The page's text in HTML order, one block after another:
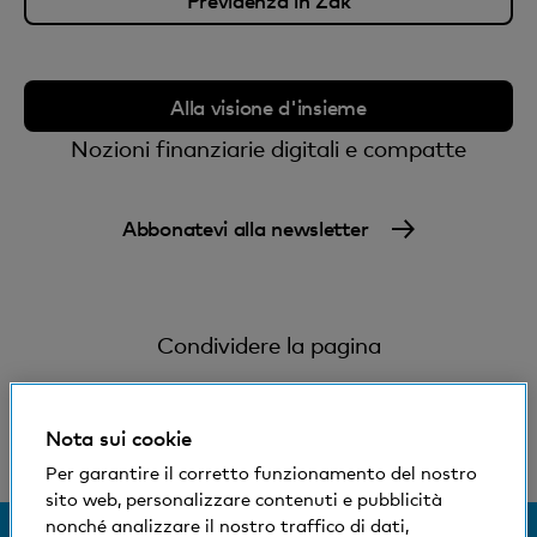
prodotti, quindi un accesso al Digital Banking,
password. Il tuo numero d'identificazione è
riportato sui tuoi documenti contrattuali. Se hai
bisogno di maggiore supporto, ti preghiamo di
Alla visione d'insieme
Nozioni finanziarie digitali e compatte
Abbonatevi alla newsletter
Condividere la pagina
Nota sui cookie
Per garantire il corretto funzionamento del nostro
sito web, personalizzare contenuti e pubblicità
nonché analizzare il nostro traffico di dati,